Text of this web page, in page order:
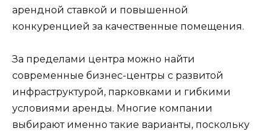
арендной ставкой и повышенной
конкуренцией за качественные помещения.
За пределами центра можно найти
современные бизнес-центры с развитой
инфраструктурой, парковками и гибкими
условиями аренды. Многие компании
выбирают именно такие варианты, поскольку